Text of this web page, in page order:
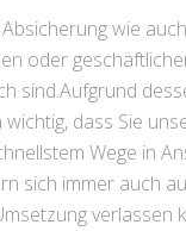
wie
oder
sind.Aufgrund
dass Sie
Wege in
sich immer auch
verlassen